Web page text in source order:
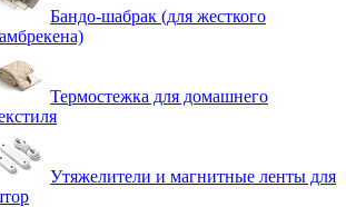
Бандо-шабрак (для жесткого
Термостежка для домашнего
Утяжелители и магнитные ленты для